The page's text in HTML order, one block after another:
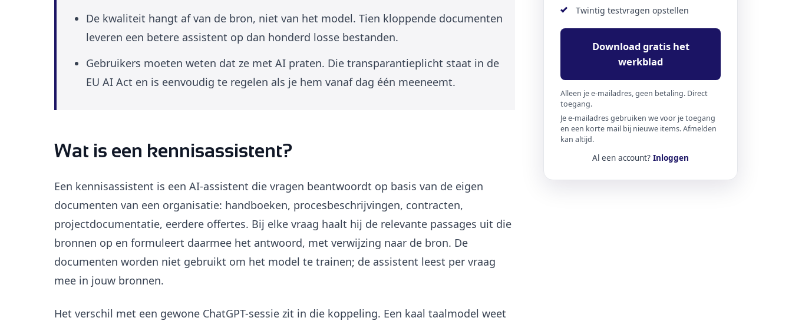
De kwaliteit hangt af van de bron, niet van het model. Tien kloppende documenten
leveren een betere assistent op dan honderd losse bestanden.
Gebruikers moeten weten dat ze met AI praten. Die transparantieplicht staat in de
EU AI Act en is eenvoudig te regelen als je hem vanaf dag één meeneemt.
Wat is een kennisassistent?
Een kennisassistent is een AI-assistent die vragen beantwoordt op basis van de eigen
documenten van een organisatie: handboeken, procesbeschrijvingen, contracten,
projectdocumentatie, eerdere offertes. Bij elke vraag haalt hij de relevante passages uit die
bronnen op en formuleert daarmee het antwoord, met verwijzing naar de bron. De
documenten worden niet gebruikt om het model te trainen; de assistent leest per vraag
mee in jouw bronnen.
Het verschil met een gewone ChatGPT-sessie zit in die koppeling. Een kaal taalmodel weet
Twintig testvragen opstellen
Download gratis het
werkblad
Alleen je e-mailadres, geen betaling. Direct
toegang.
Je e-mailadres gebruiken we voor je toegang
en een korte mail bij nieuwe items. Afmelden
kan altijd.
Al een account? Inloggen